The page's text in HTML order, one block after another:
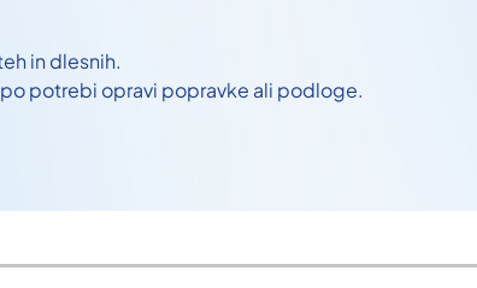
in dlesnih.
potrebi opravi popravke ali podloge.